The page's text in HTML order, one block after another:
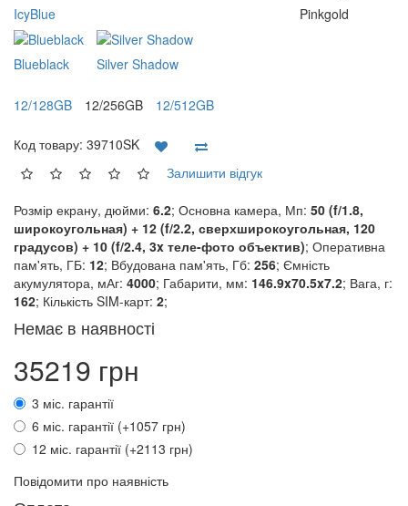
IcyBlue Pinkgold
Blueblack Silver Shadow
12/128GB 12/256GB 12/512GB
Код товару: 39710SK
Залишити відгук
Розмір екрану, дюйми: 6.2; Основна камера, Мп: 50 (f/1.8,
широкоугольная) + 12 (f/2.2, сверхширокоугольная, 120
градусов) + 10 (f/2.4, 3x теле-фото объектив); Оперативна
пам'ять, ГБ: 12; Вбудована пам'ять, Гб: 256; Ємність
акумулятора, мАг: 4000; Габарити, мм: 146.9x70.5x7.2; Вага, г:
162; Кількість SIM-карт: 2;
Немає в наявності
35219 грн
3 міс. гарантії
6 міс. гарантії (+1057 грн)
12 міс. гарантії (+2113 грн)
Повідомити про наявність